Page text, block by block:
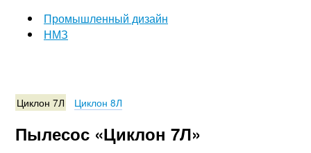
Промышленный дизайн
НМЗ
Циклон 7Л Циклон 8Л
Пылесос «Циклон 7Л»